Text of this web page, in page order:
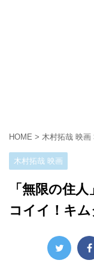
HOME > 木村拓哉 映画
木村拓哉 映画
「無限の住
コイイ！キ